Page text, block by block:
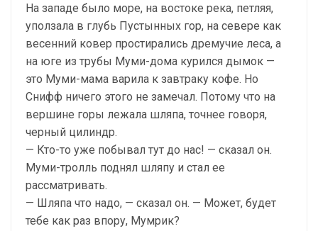
На западе было море, на востоке река, петляя,
уползала в глубь Пустынных гор, на севере как
весенний ковер простирались дремучие леса, а
на юге из трубы Муми-дома курился дымок —
это Муми-мама варила к завтраку кофе. Но
Снифф ничего этого не замечал. Потому что на
вершине горы лежала шляпа, точнее говоря,
черный цилиндр.
— Кто-то уже побывал тут до нас! — сказал он.
Муми-тролль поднял шляпу и стал ее
рассматривать.
— Шляпа что надо, — сказал он. — Может, будет
тебе как раз впору, Мумрик?